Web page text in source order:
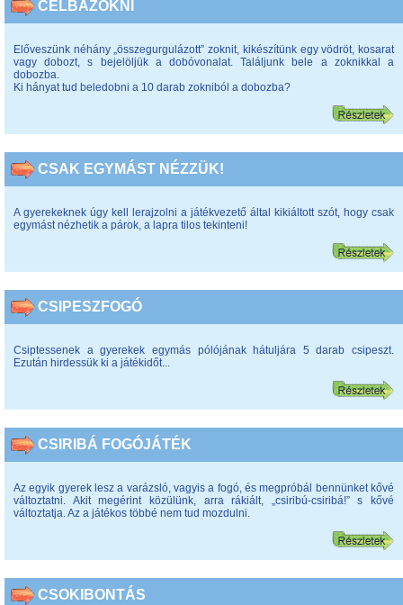
CÉLBAZOKNI
Előveszünk néhány „összegurgulázott” zoknit, kikészítünk egy vödröt, kosarat
vagy dobozt, s bejelöljük a dobóvonalat. Találjunk bele a zoknikkal a
dobozba.
Ki hányat tud beledobni a 10 darab zokniból a dobozba?
CSAK EGYMÁST NÉZZÜK!
A gyerekeknek úgy kell lerajzolni a játékvezető által kikiáltott szót, hogy csak
egymást nézhetik a párok, a lapra tilos tekinteni!
CSIPESZFOGÓ
Csiptessenek a gyerekek egymás pólójának hátuljára 5 darab csipeszt.
Ezután hirdessük ki a játékidőt...
CSIRIBÁ FOGÓJÁTÉK
Az egyik gyerek lesz a varázsló, vagyis a fogó, és megpróbál bennünket kővé
változtatni. Akit megérint közülünk, arra rákiált, „csiribú-csiribá!” s kővé
változtatja. Az a játékos többé nem tud mozdulni.
CSOKIBONTÁS